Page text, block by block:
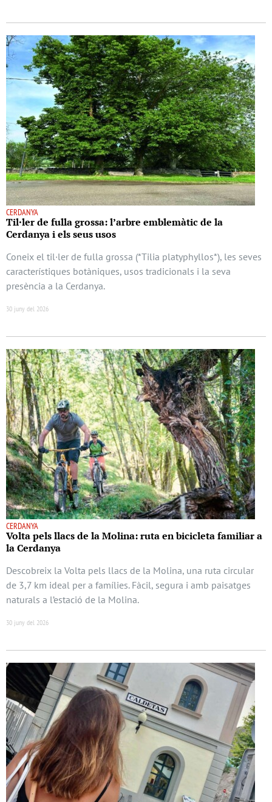
CERDANYA
Til·ler de fulla grossa: l’arbre emblemàtic de la
Cerdanya i els seus usos
Coneix el til·ler de fulla grossa (*Tilia platyphyllos*), les seves
característiques botàniques, usos tradicionals i la seva
presència a la Cerdanya.
30 juny del 2026
CERDANYA
Volta pels llacs de la Molina: ruta en bicicleta familiar a
la Cerdanya
Descobreix la Volta pels llacs de la Molina, una ruta circular
de 3,7 km ideal per a famílies. Fàcil, segura i amb paisatges
naturals a l’estació de la Molina.
30 juny del 2026